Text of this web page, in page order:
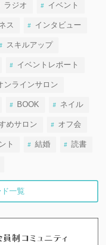
ラジオ イベント
ス インタビュー
スキルアップ
イベントレポート
ンラインサロン
BOOK ネイル
めサロン オフ会
ト 結婚 読書
一覧